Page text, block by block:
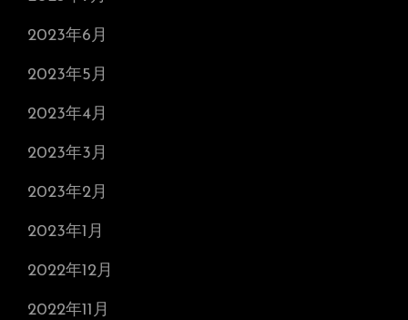
2023年6月
2023年5月
2023年4月
2023年3月
2023年2月
2023年1月
2022年12月
2022年11月